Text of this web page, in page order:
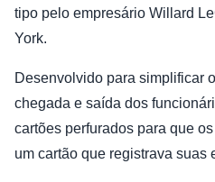
tipo pelo empresário Willard
York.
Desenvolvido para simplificar
chegada e saída dos
cartões perfurados para que
um cartão que registrava suas